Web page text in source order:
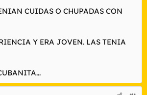
CUIDAS O CHUPADAS CON
Y ERA JOVEN. LAS TENIA